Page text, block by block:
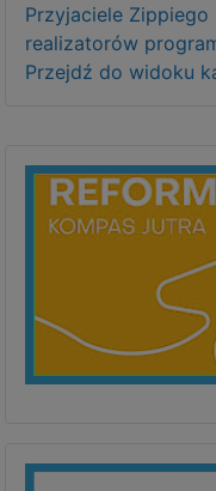
Przyjaciele
realizatorów
Przejdź do widoku